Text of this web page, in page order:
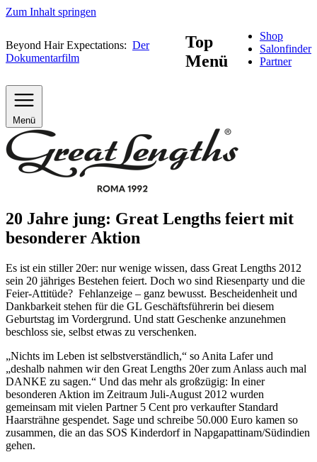
Zum Inhalt springen
Beyond Hair Expectations: Der
Dokumentarfilm
Top
Menü
Shop
Salonfinder
Partner
Menü
20 Jahre jung: Great Lengths feiert mit
besonderer Aktion
Es ist ein stiller 20er: nur wenige wissen, dass Great Lengths 2012
sein 20 jähriges Bestehen feiert. Doch wo sind Riesenparty und die
Feier-Attitüde? Fehlanzeige – ganz bewusst. Bescheidenheit und
Dankbarkeit stehen für die GL Geschäftsführerin bei diesem
Geburtstag im Vordergrund. Und statt Geschenke anzunehmen
beschloss sie, selbst etwas zu verschenken.
„Nichts im Leben ist selbstverständlich,“ so Anita Lafer und
„deshalb nahmen wir den Great Lengths 20er zum Anlass auch mal
DANKE zu sagen.“ Und das mehr als großzügig: In einer
besonderen Aktion im Zeitraum Juli-August 2012 wurden
gemeinsam mit vielen Partner 5 Cent pro verkaufter Standard
Haarsträhne gespendet. Sage und schreibe 50.000 Euro kamen so
zusammen, die an das SOS Kinderdorf in Napgapattinam/Südindien
gehen.